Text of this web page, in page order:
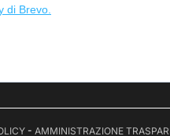
di Brevo.
- AMMINISTRAZIONE